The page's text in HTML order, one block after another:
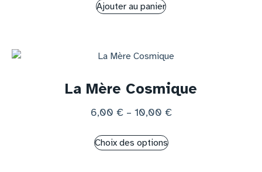
Ajouter au panier
La Mère Cosmique
6,00 €– 10,00 €
Choix des options